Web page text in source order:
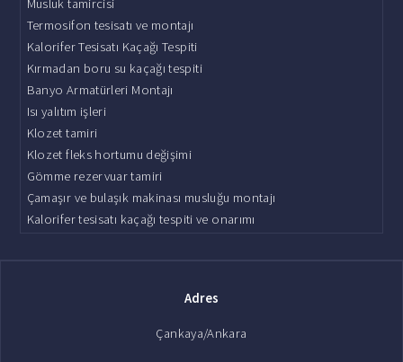
Musluk tamircisi
Termosifon tesisatı ve montajı
Kalorifer Tesisatı Kaçağı Tespiti
Kırmadan boru su kaçağı tespiti
Banyo Armatürleri Montajı
Isı yalıtım işleri
Klozet tamiri
Klozet fleks hortumu değişimi
Gömme rezervuar tamiri
Çamaşır ve bulaşık makinası musluğu montajı
Kalorifer tesisatı kaçağı tespiti ve onarımı
Adres
Çankaya/Ankara